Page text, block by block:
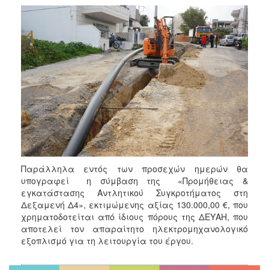
Παράλληλα εντός των προσεχών ημερών θα
υπογραφεί η σύμβαση της «Προμήθειας &
εγκατάστασης Αντλητικού Συγκροτήματος στη
Δεξαμενή Δ4», εκτιμώμενης αξίας 130.000,00 €, που
χρηματοδοτείται από ίδιους πόρους της ΔΕΥΑΗ, που
αποτελεί τον απαραίτητο ηλεκτρομηχανολογικό
εξοπλισμό για τη λειτουργία του έργου.